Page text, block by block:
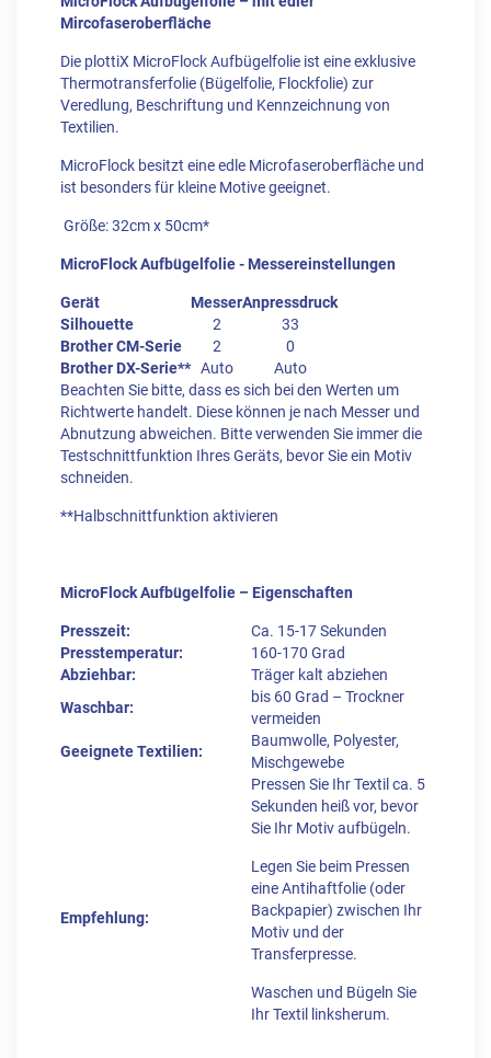
Mircofaseroberfläche
Die plottiX MicroFlock Aufbügelfolie ist eine exklusive
Thermotransferfolie (Bügelfolie, Flockfolie) zur
Veredlung, Beschriftung und Kennzeichnung von
Textilien.
MicroFlock besitzt eine edle Microfaseroberfläche und
ist besonders für kleine Motive geeignet.
Größe: 32cm x 50cm*
MicroFlock Aufbügelfolie - Messereinstellungen
Gerät MesserAnpressdruck
Silhouette
2
33
Brother CM-Serie
2
0
Brother DX-Serie** Auto
Auto
Beachten Sie bitte, dass es sich bei den Werten um
Richtwerte handelt. Diese können je nach Messer und
Abnutzung abweichen. Bitte verwenden Sie immer die
Testschnittfunktion Ihres Geräts, bevor Sie ein Motiv
schneiden.
**Halbschnittfunktion aktivieren
MicroFlock Aufbügelfolie – Eigenschaften
Presszeit:
Ca. 15-17 Sekunden
Presstemperatur:
160-170 Grad
Abziehbar:
Träger kalt abziehen
Waschbar:
bis 60 Grad – Trockner
vermeiden
Geeignete Textilien:
Baumwolle, Polyester,
Mischgewebe
Empfehlung:
Pressen Sie Ihr Textil ca. 5
Sekunden heiß vor, bevor
Sie Ihr Motiv aufbügeln.
Legen Sie beim Pressen
eine Antihaftfolie (oder
Backpapier) zwischen Ihr
Motiv und der
Transferpresse.
Waschen und Bügeln Sie
Ihr Textil linksherum.